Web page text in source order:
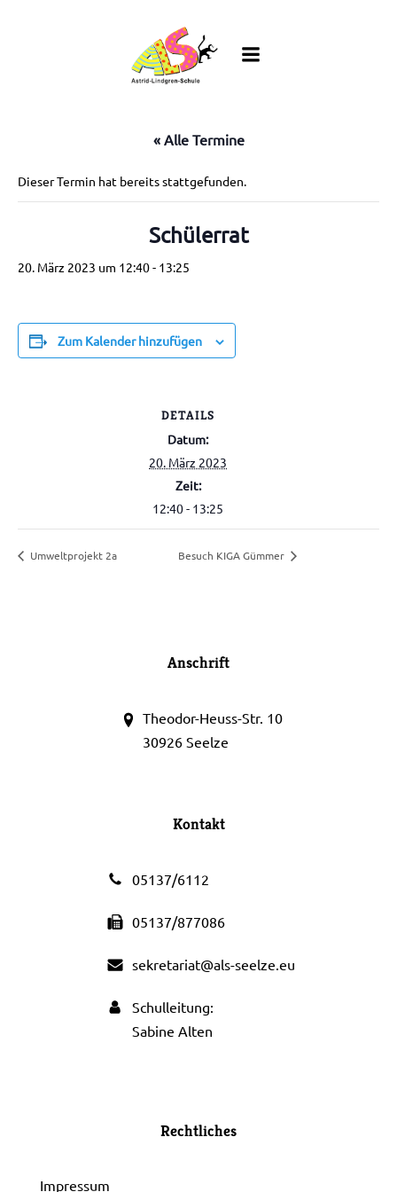
springen
« Alle Termine
Dieser Termin hat bereits stattgefunden.
Schülerrat
20. März 2023 um 12:40- 13:25
Zum Kalender hinzufügen
DETAILS
Datum:
20. März 2023
Zeit:
12:40 - 13:25
Umweltprojekt 2a Besuch KIGA Gümmer
Anschrift
Theodor-Heuss-Str. 10
30926 Seelze
Kontakt
05137/6112
05137/877086
sekretariat@als-seelze.eu
Schulleitung:
Sabine Alten
Rechtliches
Impressum